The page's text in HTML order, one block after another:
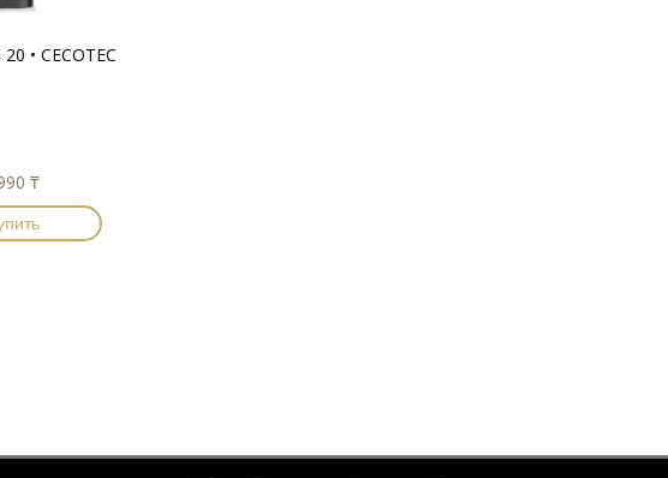
• CECOTEC
₸